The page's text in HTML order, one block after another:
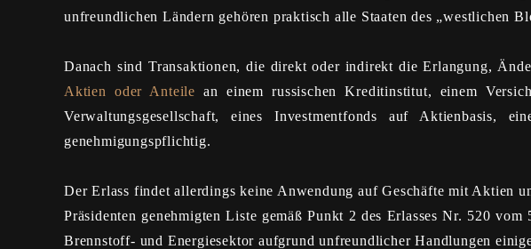
unfreundlichen Ländern gehören praktisch alle Staaten des „westlichen
Danach sind Transaktionen, die direkt oder indirekt die Erlangung,
Aktien oder Anteile an einem russischen Kreditinstitut, einem
Verwaltungsgesellschaft, eines Investmentfonds auf Aktienbasis,
genehmigungspflichtig.
Der Erlass findet allerdings keine Anwendung auf Geschäfte mit Aktien
Präsidenten genehmigten Liste gemäß Punkt 2 des Erlasses Nr. 520
Brennstoff- und Energiesektor aufgrund unfreundlicher Handlungen